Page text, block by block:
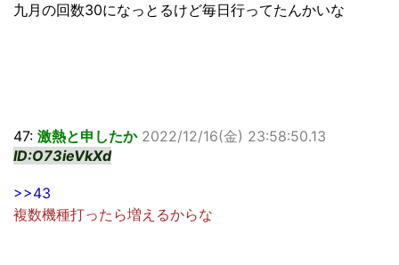
九月の回数30になっとるけど毎日行ってたんかいな
47: 激熱と申したか 2022/12/16(金) 23:58:50.13
ID:O73ieVkXd
>>43
複数機種打ったら増えるからな